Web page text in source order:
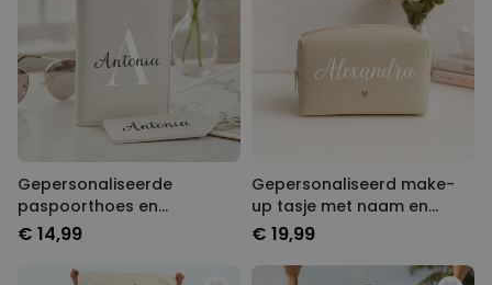
Gepersonaliseerde
paspoorthoes en
kofferlabel met monogram
€ 14,99
Gepersonaliseerd make-
up tasje met naam en
symbool
€ 19,99